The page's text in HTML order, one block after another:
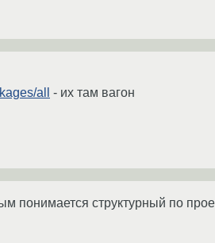
all - их там вагон
понимается структурный по